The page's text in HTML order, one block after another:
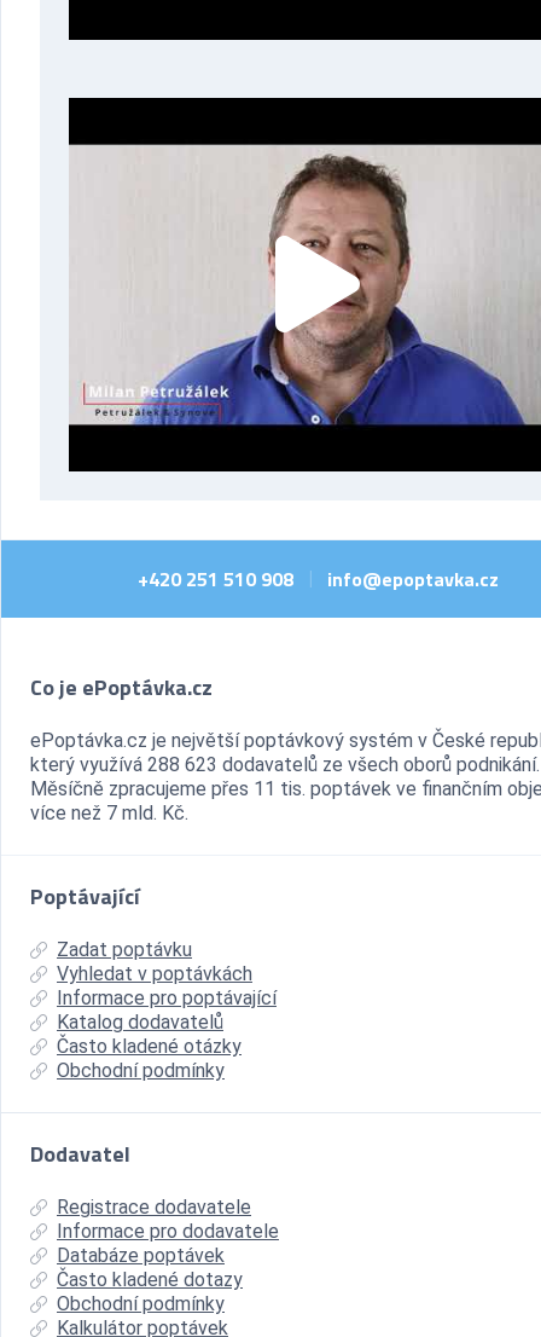
+420 251 510 908 info@epoptavka.cz
Co je ePoptávka.cz
ePoptávka.cz je největší poptávkový systém v České
který využívá 288 623 dodavatelů ze všech oborů podnikání.
Měsíčně zpracujeme přes 11 tis. poptávek ve finančním
více než 7 mld. Kč.
Poptávající
Zadat poptávku
Vyhledat v poptávkách
Informace pro poptávající
Katalog dodavatelů
Často kladené otázky
Obchodní podmínky
Dodavatel
Registrace dodavatele
Informace pro dodavatele
Databáze poptávek
Často kladené dotazy
Obchodní podmínky
Kalkulátor poptávek